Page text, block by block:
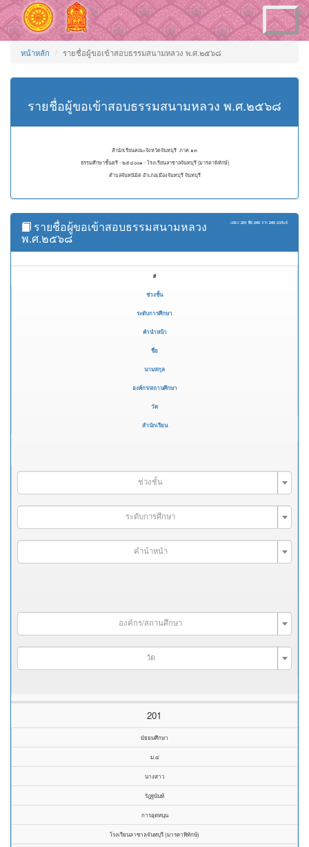
Toggle
navigation
หน้าหลัก รายชื่อผู้ขอเข้าสอบธรรมสนามหลวง พ.ศ.๒๕๖๘
รายชื่อผู้ขอเข้าสอบธรรมสนามหลวง พ.ศ.๒๕๖๘
สำนักเรียนคณะจังหวัดจันทบุรี ภาค ๑๓
ธรรมศึกษาชั้นตรี - ๒๕๔๐๐๑ - โรงเรียนลาซาลจันทบุรี (มารดาพิทักษ์)
ตำบลจันทนิมิต อำเภอเมืองจันทบุรี จันทบุรี
แสดง 201 ถึง 245 จาก 245 ผลลัพธ์
รายชื่อผู้ขอเข้าสอบธรรมสนามหลวง
พ.ศ.๒๕๖๘
#
ช่วงชั้น
ระดับการศึกษา
คำนำหน้า
ชื่อ
นามสกุล
องค์กร/สถานศึกษา
วัด
สำนักเรียน
ช่วงชั้น
ระดับการศึกษา
คำนำหน้า
องค์กร/สถานศึกษา
วัด
201
มัธยมศึกษา
ม.๔
นางสาว
รัฎฐนันท์
การอุดหนุน
โรงเรียนลาซาลจันทบุรี (มารดาพิทักษ์)